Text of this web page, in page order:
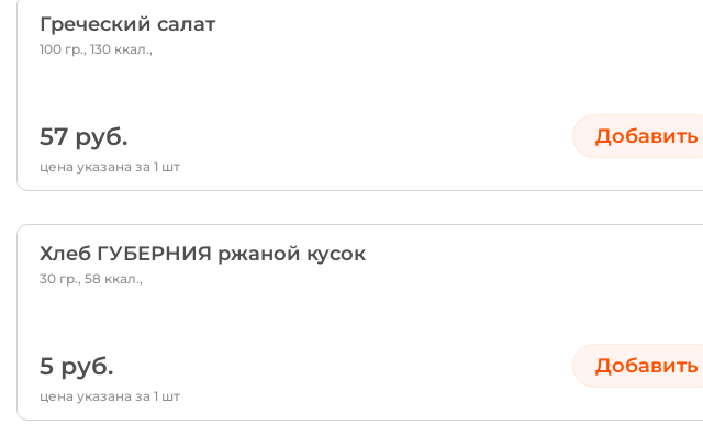
Греческий салат
100 гр., 130 ккал.,
57 руб. Добавить
цена указана за 1 шт
Хлеб ГУБЕРНИЯ ржаной кусок
30 гр., 58 ккал.,
5 руб. Добавить
цена указана за 1 шт